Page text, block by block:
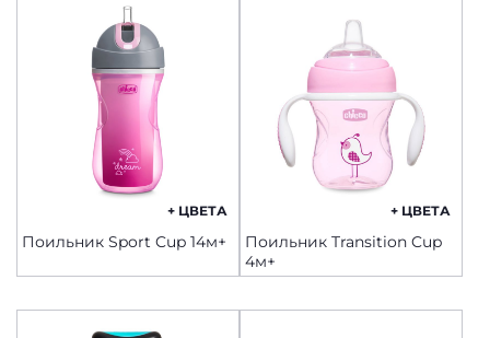
+ ЦВЕТА
Поильник Sport Cup 14м+
+ ЦВЕТА
Поильник Transition Cup
4м+